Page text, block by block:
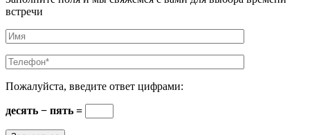
встречи
Пожалуйста, введите ответ цифрами:
десять − пять =